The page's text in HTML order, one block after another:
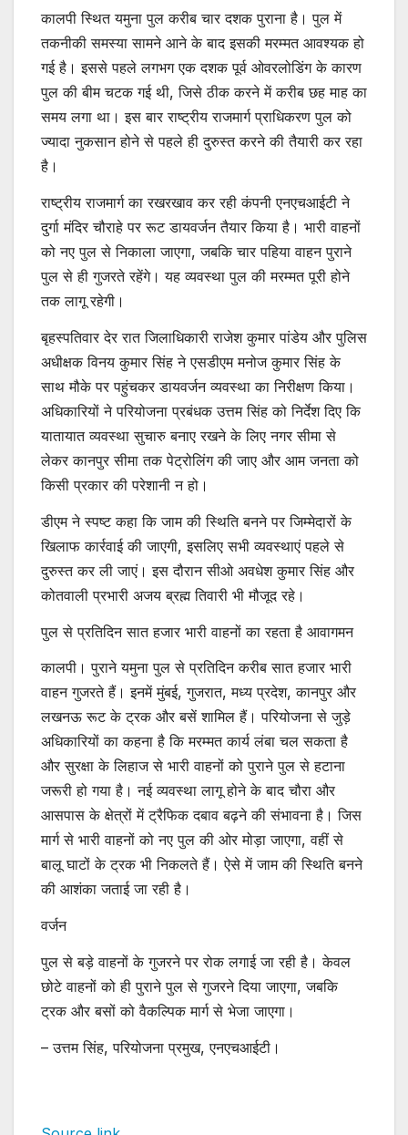
कालपी स्थित यमुना पुल करीब चार दशक पुराना है। पुल में
तकनीकी समस्या सामने आने के बाद इसकी मरम्मत आवश्यक हो
गई है। इससे पहले लगभग एक दशक पूर्व ओवरलोडिंग के कारण
पुल की बीम चटक गई थी, जिसे ठीक करने में करीब छह माह का
समय लगा था। इस बार राष्ट्रीय राजमार्ग प्राधिकरण पुल को
ज्यादा नुकसान होने से पहले ही दुरुस्त करने की तैयारी कर रहा
है।
राष्ट्रीय राजमार्ग का रखरखाव कर रही कंपनी एनएचआईटी ने
दुर्गा मंदिर चौराहे पर रूट डायवर्जन तैयार किया है। भारी वाहनों
को नए पुल से निकाला जाएगा, जबकि चार पहिया वाहन पुराने
पुल से ही गुजरते रहेंगे। यह व्यवस्था पुल की मरम्मत पूरी होने
तक लागू रहेगी।
बृहस्पतिवार देर रात जिलाधिकारी राजेश कुमार पांडेय और पुलिस
अधीक्षक विनय कुमार सिंह ने एसडीएम मनोज कुमार सिंह के
साथ मौके पर पहुंचकर डायवर्जन व्यवस्था का निरीक्षण किया।
अधिकारियों ने परियोजना प्रबंधक उत्तम सिंह को निर्देश दिए कि
यातायात व्यवस्था सुचारु बनाए रखने के लिए नगर सीमा से
लेकर कानपुर सीमा तक पेट्रोलिंग की जाए और आम जनता को
किसी प्रकार की परेशानी न हो।
डीएम ने स्पष्ट कहा कि जाम की स्थिति बनने पर जिम्मेदारों के
खिलाफ कार्रवाई की जाएगी, इसलिए सभी व्यवस्थाएं पहले से
दुरुस्त कर ली जाएं। इस दौरान सीओ अवधेश कुमार सिंह और
कोतवाली प्रभारी अजय ब्रह्म तिवारी भी मौजूद रहे।
पुल से प्रतिदिन सात हजार भारी वाहनों का रहता है आवागमन
कालपी। पुराने यमुना पुल से प्रतिदिन करीब सात हजार भारी
वाहन गुजरते हैं। इनमें मुंबई, गुजरात, मध्य प्रदेश, कानपुर और
लखनऊ रूट के ट्रक और बसें शामिल हैं। परियोजना से जुड़े
अधिकारियों का कहना है कि मरम्मत कार्य लंबा चल सकता है
और सुरक्षा के लिहाज से भारी वाहनों को पुराने पुल से हटाना
जरूरी हो गया है। नई व्यवस्था लागू होने के बाद चौरा और
आसपास के क्षेत्रों में ट्रैफिक दबाव बढ़ने की संभावना है। जिस
मार्ग से भारी वाहनों को नए पुल की ओर मोड़ा जाएगा, वहीं से
बालू घाटों के ट्रक भी निकलते हैं। ऐसे में जाम की स्थिति बनने
की आशंका जताई जा रही है।
वर्जन
पुल से बड़े वाहनों के गुजरने पर रोक लगाई जा रही है। केवल
छोटे वाहनों को ही पुराने पुल से गुजरने दिया जाएगा, जबकि
ट्रक और बसों को वैकल्पिक मार्ग से भेजा जाएगा।
– उत्तम सिंह, परियोजना प्रमुख, एनएचआईटी।